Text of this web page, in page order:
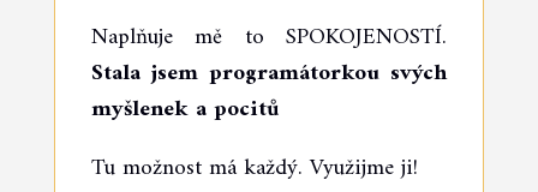
Naplňuje mě to SPOKOJENOSTÍ.
Stala jsem programátorkou svých
myšlenek a pocitů
Tu možnost má každý. Využijme ji!